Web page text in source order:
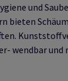
und
bieten
wendbar